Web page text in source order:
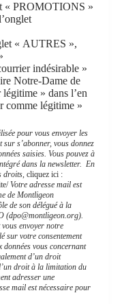
« PROMOTIONS »
« AUTRES »,
indésirable »
Notre-Dame de
» dans l’en
comme légitime »
pour vous envoyer les
s’abonner, vous donnez
saisies. Vous pouvez à
dans la newsletter. En
droits, cliquez ici :
Votre adresse mail est
de Montligeon
de son délégué à la
(dpo@montligeon.org).
envoyer notre
sur votre consentement
vous concernant
d’un droit
droit à la limitation du
adresser une
mail est nécessaire pour